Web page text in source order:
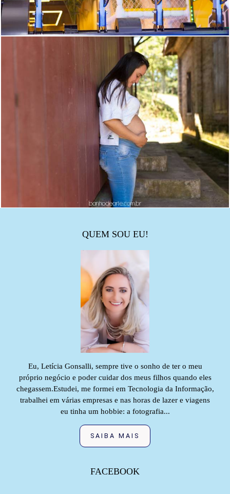
QUEM SOU EU!
Eu, Letícia Gonsalli, sempre tive o sonho de ter o meu
próprio negócio e poder cuidar dos meus filhos quando eles
chegassem.Estudei, me formei em Tecnologia da Informação,
trabalhei em várias empresas e nas horas de lazer e viagens
eu tinha um hobbie: a fotografia...
SAIBA MAIS
FACEBOOK